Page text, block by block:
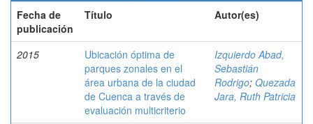
Fecha de
publicación
Título Autor(es)
2015
Ubicación óptima de
parques zonales en el
área urbana de la ciudad
de Cuenca a través de
evaluación multicriterio
Izquierdo Abad,
Sebastián
Rodrigo; Quezada
Jara, Ruth Patricia